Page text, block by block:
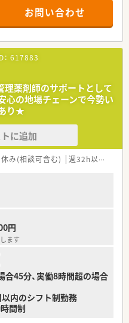
ほどが稼働しています。処方箋
当直などもございません。
病内科, 外科, 整形外科, 脳外科
、車通勤もしくはバス通勤が
働き方になります。ご都合上、
は終業していたい。という方必
のお休みで、ワークライフバラ
ので、入院患者様の調剤、監
なります。
務できます。
院外処方）
お問い合わせ
617883
理薬剤師のサポートとして
心の地場チェーンで今勢い
り★
に追加
み(相談可含む) 週32h以上
円
ます
45分、実働8時間超の場合
内のシフト制勤務
間制